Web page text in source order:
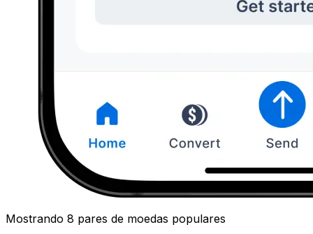
Mostrando 8 pares de moedas populares